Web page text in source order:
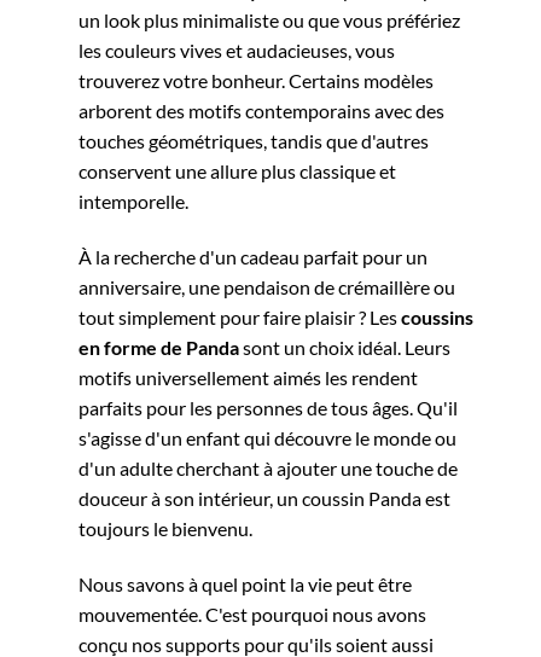
un look plus minimaliste ou que vous préfériez
les couleurs vives et audacieuses, vous
trouverez votre bonheur. Certains modèles
arborent des motifs contemporains avec des
touches géométriques, tandis que d'autres
conservent une allure plus classique et
intemporelle.
À la recherche d'un cadeau parfait pour un
anniversaire, une pendaison de crémaillère ou
tout simplement pour faire plaisir ? Lescoussins
en forme de Pandasont un choix idéal. Leurs
motifs universellement aimés les rendent
parfaits pour les personnes de tous âges. Qu'il
s'agisse d'un enfant qui découvre le monde ou
d'un adulte cherchant à ajouter une touche de
douceur à son intérieur, un coussin Panda est
toujours le bienvenu.
Nous savons à quel point la vie peut être
mouvementée. C'est pourquoi nous avons
conçu nos supports pour qu'ils soient aussi